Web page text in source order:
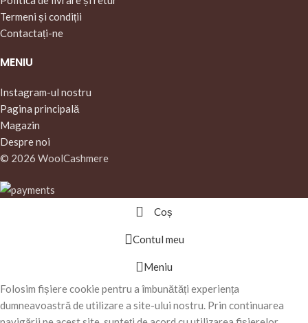
Termeni și condiții
Contactați-ne
MENIU
Instagram-ul nostru
Pagina principală
Magazin
Despre noi
© 2026 WoolCashmere
Coș
Contul meu
Meniu
Folosim fișiere cookie pentru a îmbunătăți experiența
dumneavoastră de utilizare a site-ului nostru. Prin continuarea